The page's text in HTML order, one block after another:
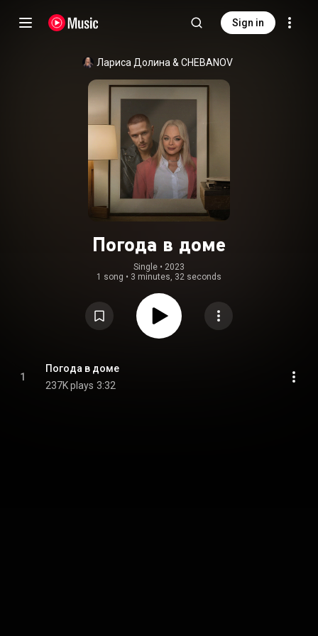
Sign in
Лариса Долина & CHEBANOV
Погода в доме
Single • 2023
1 song • 3 minutes, 32 seconds
1
Погода в доме
237K plays 3:32